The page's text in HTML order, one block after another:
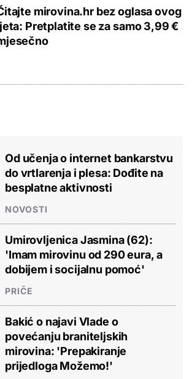
mirovina.hr bez oglasa ovog
Pretplatite se za samo 3,99 €
Od učenja o internet bankarstvu
do vrtlarenja i plesa: Dođite na
besplatne aktivnosti
NOVOSTI
Umirovljenica Jasmina (62):
'Imam mirovinu od 290 eura, a
dobijem i socijalnu pomoć'
PRIČE
Bakić o najavi Vlade o
povećanju braniteljskih
mirovina: 'Prepakiranje
prijedloga Možemo!'